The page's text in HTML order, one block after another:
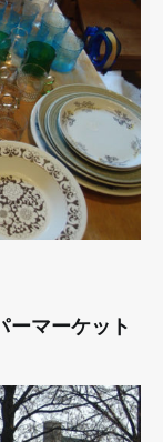
ーマーケット